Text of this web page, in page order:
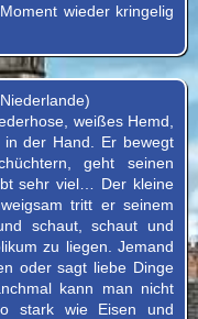
wieder kringelig
weißes Hemd,
der Hand. Er bewegt
geht seinen
sehr viel… Der kleine
tritt er seinem
schaut, schaut und
zu liegen. Jemand
oder sagt liebe Dinge
kann man nicht
stark wie Eisen und